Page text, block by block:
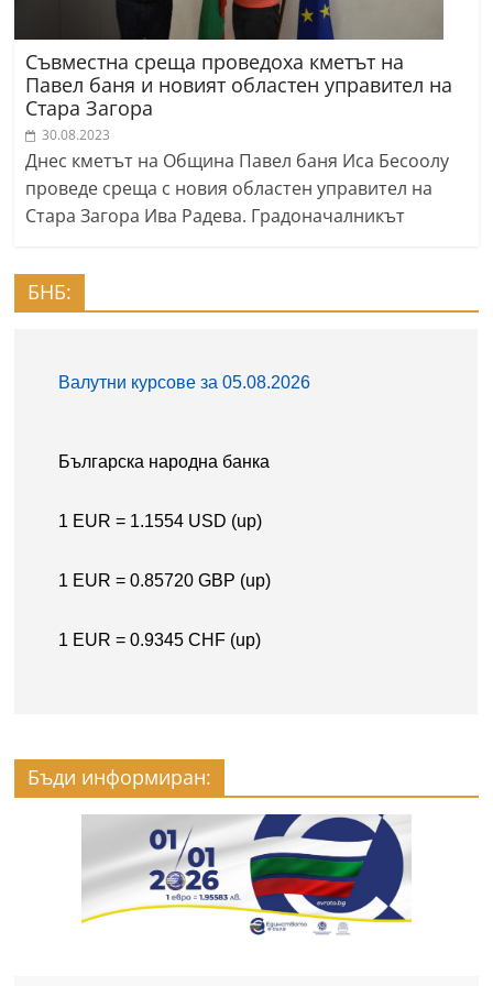
Съвместна среща проведоха кметът на
Павел баня и новият областен управител на
Стара Загора
30.08.2023
Днес кметът на Община Павел баня Иса Бесоолу
проведе среща с новия областен управител на
Стара Загора Ива Радева. Градоначалникът
БНБ:
Бъди информиран: